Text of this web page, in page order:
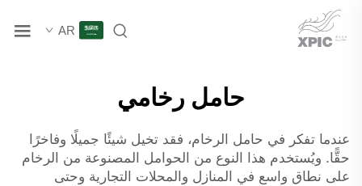
AR
حامل رخامي
عندما تفكر في حامل الرخام، فقد تخيل شيئًا جميلًا وفاخرًا
حقًّا. ويُستخدم هذا النوع من الحوامل المصنوعة من الرخام
على نطاق واسع في المنازل والمحلات التجارية وحتى